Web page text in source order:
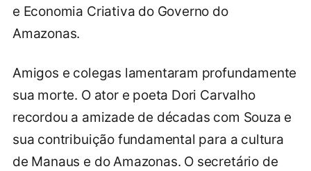
e Economia Criativa do Governo do
Amazonas.
Amigos e colegas lamentaram profundamente
sua morte. O ator e poeta Dori Carvalho
recordou a amizade de décadas com Souza e
sua contribuição fundamental para a cultura
de Manaus e do Amazonas. O secretário de